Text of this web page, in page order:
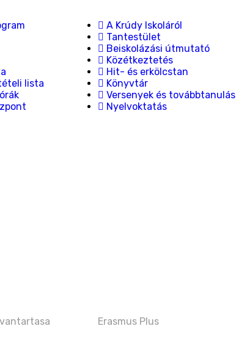
lista
A Krúdy Iskoláról
Tantestület
Beiskolázási útmutató
Közétkeztetés
Hit- és erkölcstan
Könyvtár
Versenyek és továbbtanulás
Nyelvoktatás
Erasmus Plus